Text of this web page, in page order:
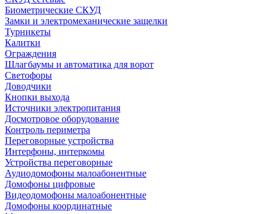
Биометрические СКУД
Замки и электромеханические защелки
Турникеты
Калитки
Ограждения
Шлагбаумы и автоматика для ворот
Светофоры
Доводчики
Кнопки выхода
Источники электропитания
Досмотровое оборудование
Контроль периметра
Переговорные устройства
Интерфоны, интеркомы
Устройства переговорные
Аудиодомофоны малоабонентные
Домофоны цифровые
Видеодомофоны малоабонентные
Домофоны координатные